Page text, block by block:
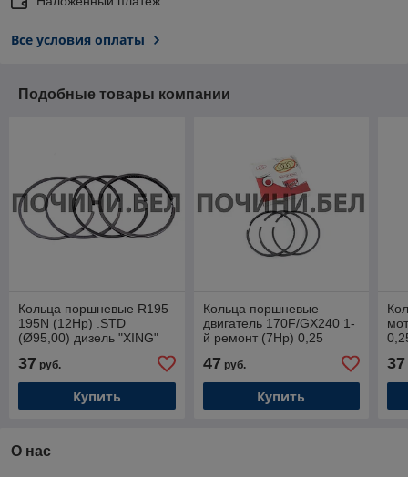
Все условия оплаты
Подобные товары компании
Кольца поршневые R195
195N (12Hp) .STD
(Ø95,00) дизель "XING"
37 руб.
Купить
Кольца поршневые
двигатель 170F/GX240 1-
й ремонт (7Hp) 0,25
PREMIUM
47 руб.
Купить
37
О нас